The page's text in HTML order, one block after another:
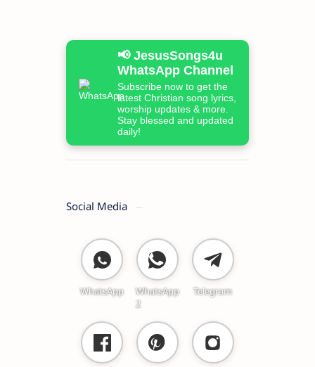
📢 JesusSongs4u
WhatsApp Channel
Subscribe now to get the
latest Christian song lyrics,
worship updates & more.
Stay blessed and updated
daily!
Social Media
WhatsApp
WhatsApp
2
Telegram